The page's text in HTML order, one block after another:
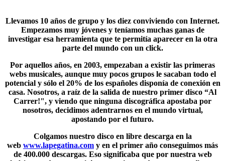
Llevamos 10 años de grupo y los diez conviviendo con Internet.
Empezamos muy jóvenes y teníamos muchas ganas de
investigar esa herramienta que te permitía aparecer en la otra
parte del mundo con un click.
Por aquellos años, en 2003, empezaban a existir las primeras
webs musicales, aunque muy pocos grupos le sacaban todo el
potencial y sólo el 20% de los españoles disponía de conexión en
casa. Nosotros, a raíz de la salida de nuestro primer disco “Al
Carrer!", y viendo que ninguna discográfica apostaba por
nosotros, decidimos adentrarnos en el mundo virtual,
apostando por el futuro.
Colgamos nuestro disco en libre descarga en la
web www.lapegatina.com y en el primer año conseguimos más
de 400.000 descargas. Eso significaba que por nuestra web